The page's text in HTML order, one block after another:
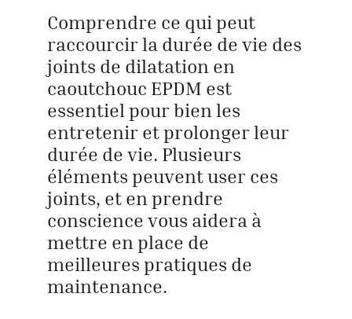
Comprendre ce qui peut
raccourcir la durée de vie des
joints de dilatation en
caoutchouc EPDM est
essentiel pour bien les
entretenir et prolonger leur
durée de vie. Plusieurs
éléments peuvent user ces
joints, et en prendre
conscience vous aidera à
mettre en place de
meilleures pratiques de
maintenance.